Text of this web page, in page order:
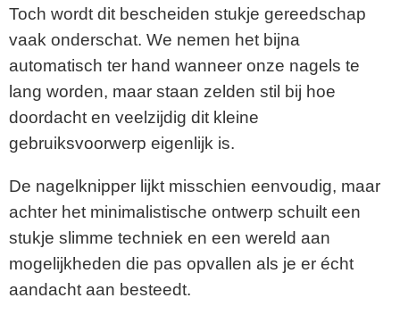
Toch wordt dit bescheiden stukje gereedschap
vaak onderschat. We nemen het bijna
automatisch ter hand wanneer onze nagels te
lang worden, maar staan zelden stil bij hoe
doordacht en veelzijdig dit kleine
gebruiksvoorwerp eigenlijk is.
De nagelknipper lijkt misschien eenvoudig, maar
achter het minimalistische ontwerp schuilt een
stukje slimme techniek en een wereld aan
mogelijkheden die pas opvallen als je er écht
aandacht aan besteedt.